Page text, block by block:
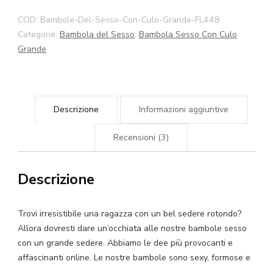
Culo
Grosso
163
Sesso
Culo
Grosso
quantità
COD: Bambole-Del-Sesso-Con-Culo-Grande-FL448
Categorie: Bambola del Sesso, Bambola Sesso Con Culo
Grande
Descrizione Informazioni aggiuntive
Recensioni (3)
Descrizione
Trovi irresistibile una ragazza con un bel sedere rotondo?
Allora dovresti dare un’occhiata alle nostre bambole sesso
con un grande sedere. Abbiamo le dee più provocanti e
affascinanti online. Le nostre bambole sono sexy, formose e